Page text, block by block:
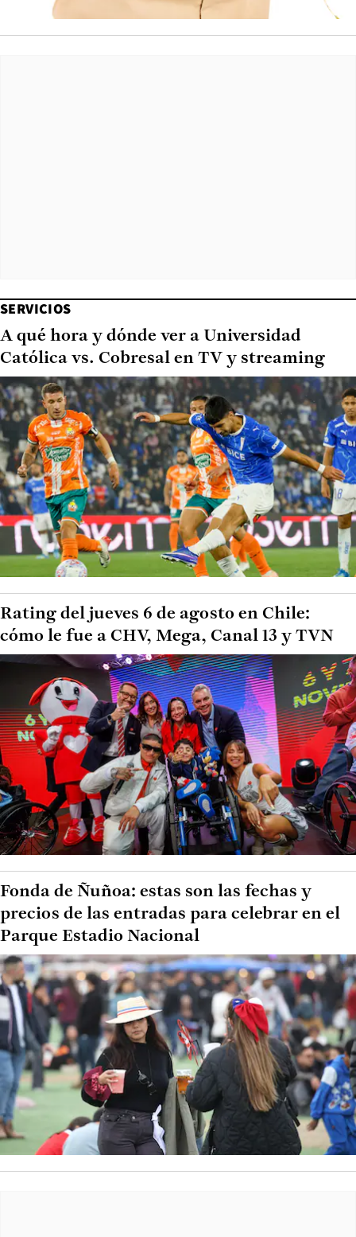
SERVICIOS
A qué hora y dónde ver a Universidad
Católica vs. Cobresal en TV y streaming
Rating del jueves 6 de agosto en Chile:
cómo le fue a CHV, Mega, Canal 13 y TVN
Fonda de Ñuñoa: estas son las fechas y
precios de las entradas para celebrar en el
Parque Estadio Nacional